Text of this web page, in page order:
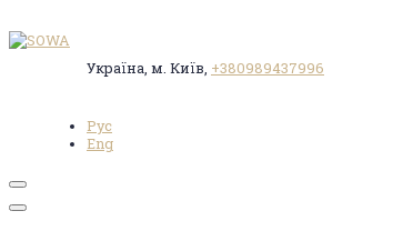
Україна, м. Київ, +380989437996
Рус
Eng
Toggle
navigation